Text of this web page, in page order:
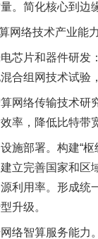
。简化核心到边
络技术产业能
片和器件研发：
合组网技术试验
络传输技术研究
率，降低比特带
设施部署。构建“
立完善国家和区
利用率。形成统
升级。
智算服务能力。